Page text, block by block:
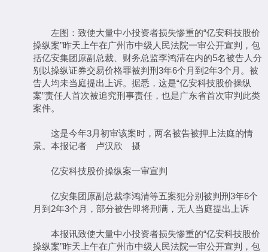
左图：致使大量中小投资者损失惨重的“亿安科技股价
操纵案”昨天上午在广州市中级人民法院一审公开宣判，包
括亿安集团原副总裁、财务总监李鸿清在内的5名被告人分
别以操纵证券交易价格罪被判刑3年6个月到2年3个月。被
告人均未当庭提出上诉。据悉，这是“亿安科技股价操纵
案”责任人首次被追究刑事责任，也是广东省首次审判此类
案件。
这是今年3月初审该案时，两名被告被押上法庭的情
景。本报记者 卢汉欣 摄
亿安科技股价操纵案一审宣判
亿安集团原副总裁李鸿清等五案犯分别被判刑3年6个
月到2年3个月，部分被告即将刑满，无人当庭提出上诉
本报讯致使大量中小投资者损失惨重的“亿安科技股价
操纵案”昨天上午在广州市中级人民法院一审公开宣判，包